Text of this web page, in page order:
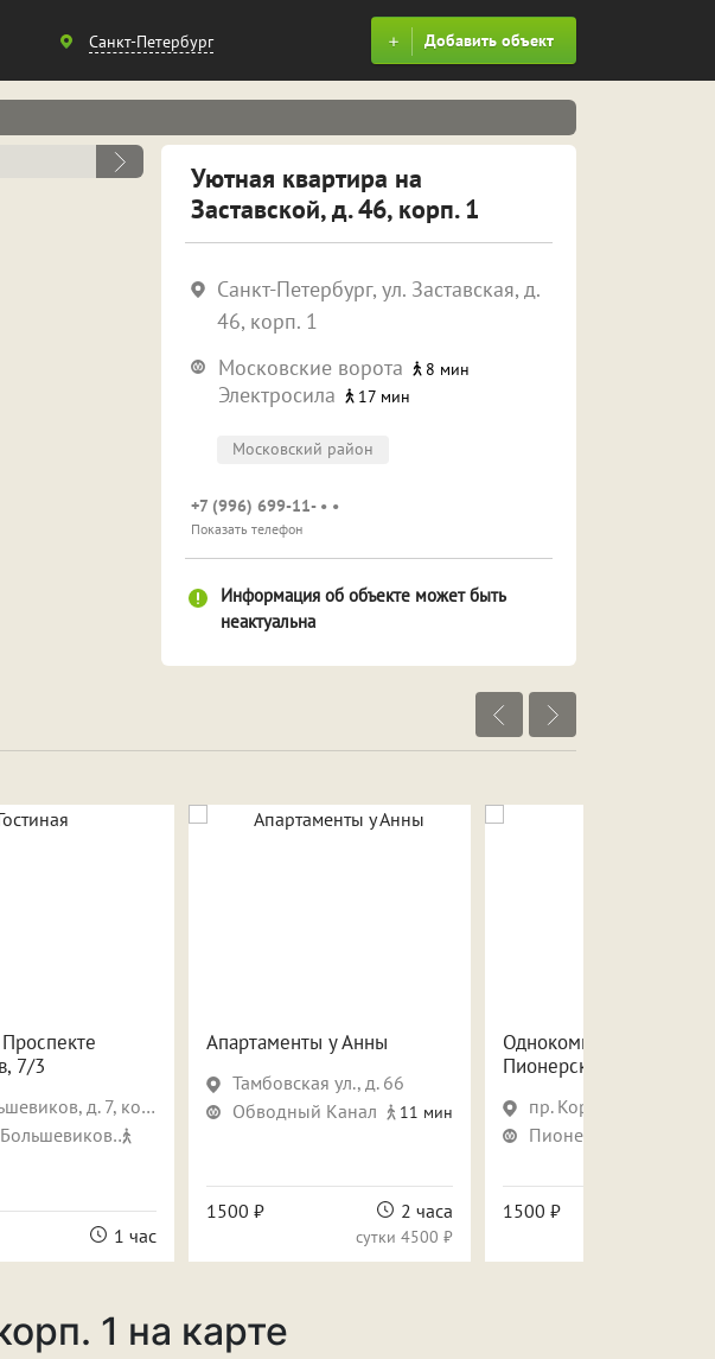
Санкт-Петербург Добавить объект
Уютная квартира на
Заставской, д. 46, корп. 1
Санкт-Петербург, ул. Заставская, д.
46, корп. 1
Московские ворота
8 мин
Электросила 17 мин
Московский район
+7 (996) 699-11- • •
Показать телефон
Информация об объекте может быть
неактуальна
Посмотреть объекты рядом
7/3
д. 7, корп. 3
1 час
Апартаменты у Анны
Тамбовская ул., д. 66
Обводный Канал
11 мин
1500 ₽ 2 часа
сутки 4500 ₽
Однокомнатная
Пионерской
пр. Королева, д. 7
Пионерская
1500 ₽
1 на карте